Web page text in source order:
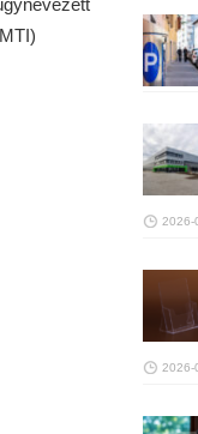
2026-
2026-